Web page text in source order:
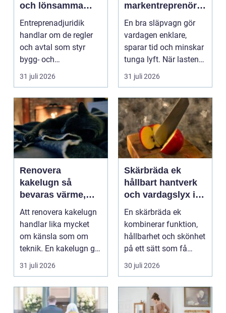
och lönsamma
byggprojekt
Entreprenadjuridik
handlar om de regler
och avtal som styr
bygg- och
anläggningsprojekt.
När ansvar,...
31 juli 2026
markentreprenörer
och lantbruk en
praktisk guide
En bra släpvagn gör
vardagen enklare,
sparar tid och minskar
tunga lyft. När lasten
är bulkig, smuts...
31 juli 2026
Renovera
kakelugn så
bevaras värme,
historia och
trygghet
Att renovera kakelugn
handlar lika mycket
om känsla som om
teknik. En kakelugn ger
stilla värme, däm...
31 juli 2026
Skärbräda ek
hållbart hantverk
och vardagslyx i
köket
En skärbräda ek
kombinerar funktion,
hållbarhet och skönhet
på ett sätt som få
andra köksredskap
gör...
30 juli 2026